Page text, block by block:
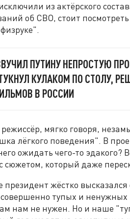
из актёрского
об СВО, стоит
ПУТИНУ НЕПРОСТУЮ
КУЛАКОМ ПО СТОЛУ,
В РОССИИ
мягко говоря,
лёгкого поведения". В
ожидать чего-то эдакого?
который даже
жёстко
тупых и
нам не нужен. Но и наше